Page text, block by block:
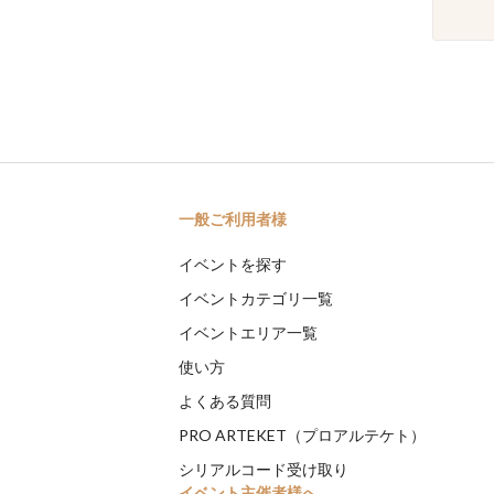
一般ご利用者様
イベントを探す
イベントカテゴリ一覧
イベントエリア一覧
使い方
よくある質問
PRO ARTEKET（プロアルテケト）
シリアルコード受け取り